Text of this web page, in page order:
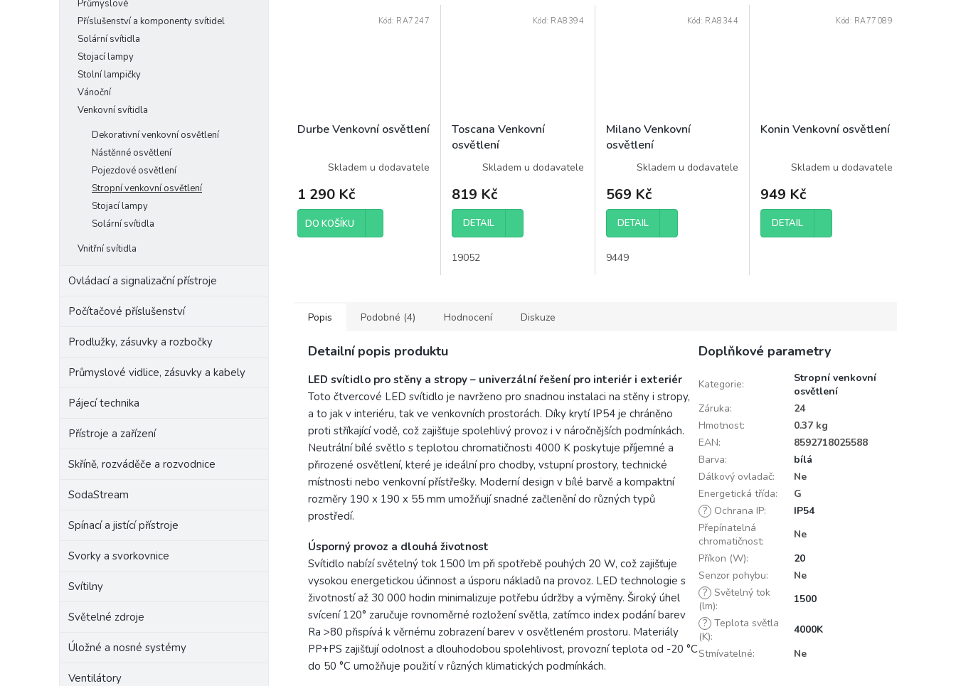
Průmyslové
Příslušenství a komponenty svítidel
Solární svítidla
Stojací lampy
Stolní lampičky
Vánoční
Venkovní svítidla
Dekorativní venkovní osvětlení
Nástěnné osvětlení
Pojezdové osvětlení
Stropní venkovní osvětlení
Stojací lampy
Solární svítidla
Vnitřní svítidla
Ovládací a signalizační přístroje
Počítačové příslušenství
Prodlužky, zásuvky a rozbočky
Průmyslové vidlice, zásuvky a kabely
Pájecí technika
Přístroje a zařízení
Skříně, rozváděče a rozvodnice
SodaStream
Spínací a jistící přístroje
Svorky a svorkovnice
Svítilny
Světelné zdroje
Úložné a nosné systémy
Ventilátory
Durbe Venkovní osvětlení
Skladem u dodavatele
1 290 Kč
DO KOŠÍKU
Kód: RA7247
Toscana Venkovní
osvětlení
Skladem u dodavatele
819 Kč
DETAIL
19052
Kód: RA8394
Milano Venkovní
osvětlení
Skladem u dodavatele
569 Kč
DETAIL
9449
Kód: RA8344
Konin Venkovní osvětlení
Skladem u dodavatele
949 Kč
DETAIL
Kód: RA77089
Popis Podobné (4) Hodnocení Diskuze
Detailní popis produktu
LED svítidlo pro stěny a stropy – univerzální řešení pro interiér i exteriér
Toto čtvercové LED svítidlo je navrženo pro snadnou instalaci na stěny i stropy,
a to jak v interiéru, tak ve venkovních prostorách. Díky krytí IP54 je chráněno
proti stříkající vodě, což zajišťuje spolehlivý provoz i v náročnějších podmínkách.
Neutrální bílé světlo s teplotou chromatičnosti 4000 K poskytuje příjemné a
přirozené osvětlení, které je ideální pro chodby, vstupní prostory, technické
místnosti nebo venkovní přístřešky. Moderní design v bílé barvě a kompaktní
rozměry 190 x 190 x 55 mm umožňují snadné začlenění do různých typů
prostředí.
Úsporný provoz a dlouhá životnost
Svítidlo nabízí světelný tok 1500 lm při spotřebě pouhých 20 W, což zajišťuje
vysokou energetickou účinnost a úsporu nákladů na provoz. LED technologie s
životností až 30 000 hodin minimalizuje potřebu údržby a výměny. Široký úhel
svícení 120° zaručuje rovnoměrné rozložení světla, zatímco index podání barev
Ra >80 přispívá k věrnému zobrazení barev v osvětleném prostoru. Materiály
PP+PS zajišťují odolnost a dlouhodobou spolehlivost, provozní teplota od -20 °C
do 50 °C umožňuje použití v různých klimatických podmínkách.
Doplňkové parametry
Kategorie:
Stropní venkovní
osvětlení
Záruka:
24
Hmotnost:
0.37 kg
EAN:
8592718025588
Barva:
bílá
Dálkový ovladač:
Ne
Energetická třída:
G
? Ochrana IP:
IP54
Přepínatelná
chromatičnost:
Ne
Příkon (W):
20
Senzor pohybu:
Ne
? Světelný tok
(lm):
1500
? Teplota světla
(K):
4000K
Stmívatelné: Ne